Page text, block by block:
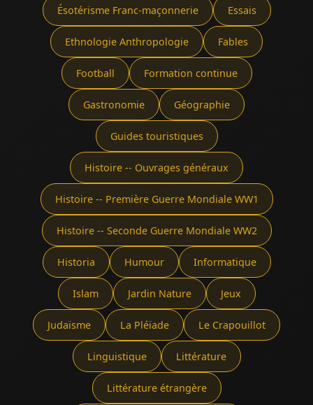
Ésotérisme Franc-maçonnerie Essais
Ethnologie Anthropologie Fables
Football Formation continue
Gastronomie Géographie
Guides touristiques
Histoire -- Ouvrages généraux
Histoire -- Première Guerre Mondiale WW1
Histoire -- Seconde Guerre Mondiale WW2
Historia Humour Informatique
Islam Jardin Nature Jeux
Judaïsme La Pléïade Le Crapouillot
Linguistique Littérature
Littérature étrangère